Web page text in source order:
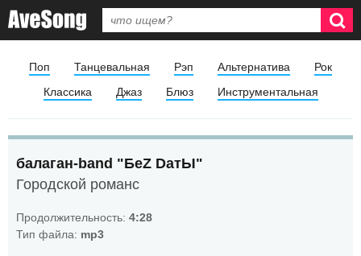
Поп Танцевальная Рэп Альтернатива
Рок
Классика
Джаз Блюз Инструментальная
балаган-band "БеZ DaтЫ"
Городской романс
Продолжительность: 4:28
Тип файла: mp3